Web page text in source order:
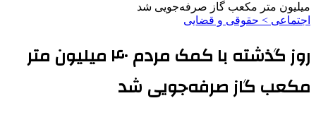
میلیون متر مکعب گاز صرفه‌جویی شد
اجتماعی > حقوقی و قضایی
روز گذشته با کمک مردم ۴۰ میلیون متر
مکعب گاز صرفه‌جویی شد